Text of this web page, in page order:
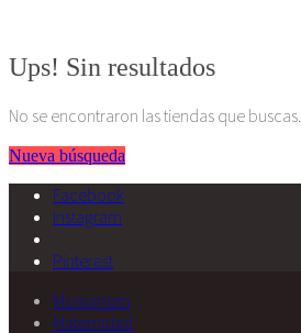
Ups! Sin resultados
No se encontraron las tiendas que buscas.
Nueva búsqueda
Facebook
Instagram
Pinterest
Momimom
Maternidad